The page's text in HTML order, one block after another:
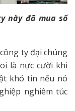
này đã mua số
ty đại chúng
là nực cười khi
khó tin nếu nó
nghiêm túc